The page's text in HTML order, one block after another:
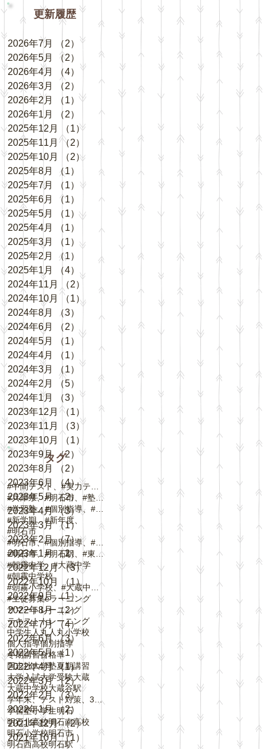
更新履歴
2026年7月 （2） 2件の記事
2026年5月
（2）
2件の記事
2026年4月
（4）
4件の記事
2026年3月
（2）
2件の記事
2026年2月
（1）1件の記事
2026年1月
（2）
2件の記事
2025年12月
（1）1件の記事
2025年11月 （2）
2件の記事
2025年10月
（2）2件の記事
2025年8月
（1）
1件の記事
2025年7月
（1） 1件の記事
2025年6月
（1）
1件の記事
2025年5月
（1）1件の記事
2025年4月
（1）
1件の記事
2025年3月
（1） 1件の記事
2025年2月
（1）
1件の記事
2025年1月
（4）
4件の記事
2024年11月
（2）
2024年10月
（1） 1件の記事
2024年8月
（3）
2024年6月
（2）
2件の記事
2024年5月
（1）
1件の記事
2024年4月
（1）
2024年3月
（1）
1件の記事
2024年2月
（5）
5件の記事
2024年1月
（3） 3件の記事
2023年12月 （1）
1件の記事
2023年11月
（3） 3件の記事
2023年10月
（1）
1件の記事
2023年9月 （2）2件の記事
2023年8月
（2）
2件の記事
2023年6月
（4）4件の記事
2023年5月 （2）
2件の記事
2023年4月 （3）3件の記事
2023年3月 （1）
1件の記事
2023年2月 （7）7件の記事
2023年1月 （2）
2件の記事
2022年12月 （3）3件の記事
2022年10月
（1） 1件の記事
2022年9月 （1）1件の記事
2022年8月 （2）2件の記事
2022年7月 （4）4件の記事
2022年6月 （3） 3件の記事
2022年5月 （1） 1件の記事
2022年4月 （1）1件の記事
2022年3月 （2）2件の記事
2022年2月 （3）3件の記事
2022年1月 （2）
2021年12月 （2）2件の記事
2021年10月 （1） 1件の記事
タグ
#中間テスト、#実力テスト、#テスト対策
#兵庫県、#明石市、#塾、#個別指導
#学習塾、#個別指導、#自立学習、#人丸小学校、#
#新学期、#新年度、
#明石市
#明石市、#個別指導、#春期講習、
#明石市、#明石駅、#東野町、#大蔵谷駅、#
#朝霧中学、#大蔵中学
#朝霧中学校
#朝霧小学校、#大蔵中学校、#中崎小学校、#
#生徒募集eラーニング
サマートレーニング
テキストトレーニング
中学生人丸人丸小学校
個人指導個別指導
冬期講習合格率
同志社大学塾夏期講習
大学入試大学受験大蔵
大蔵中学校大蔵谷駅
学年末、テスト対策、3学期、内申点、評定、
学習塾小学生明石
明石北高校明石南高校
明石小学校明石市
明石西高校明石駅